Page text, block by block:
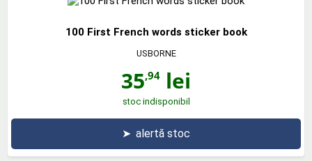
100 First French words sticker book
USBORNE
35,94 lei
stoc indisponibil
➤ alertă stoc